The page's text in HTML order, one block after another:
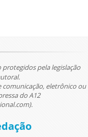
pela legislação
eletrônico ou
do A12